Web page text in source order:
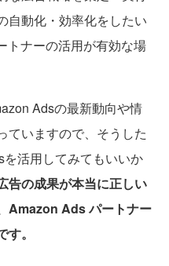
自動化・効率化をしたい
トナーの活用が有効な場
Adsの最新動向や情
ていますので、そうした
活用してみてもいいか
告の成果が本当に正しい
Amazon Ads パートナー
。